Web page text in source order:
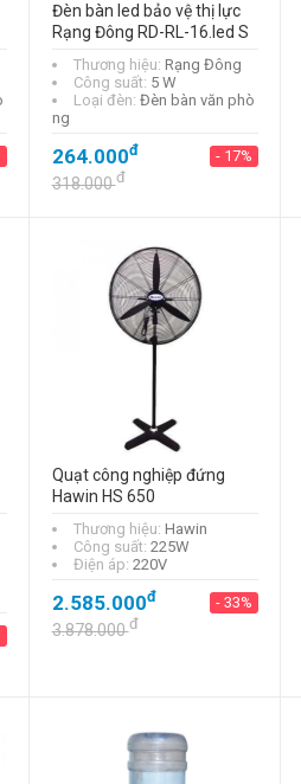
Đèn bàn led bảo vệ thị lực
Rạng Đông RD-RL-16.led S
Thương hiệu: Rạng Đông
Công suất: 5 W
Loại đèn: Đèn bàn văn phò
ng
264.000đ - 17%
318.000đ
Quạt công nghiệp đứng
Hawin HS 650
Thương hiệu: Hawin
Công suất: 225W
Điện áp: 220V
2.585.000đ - 33%
3.878.000đ